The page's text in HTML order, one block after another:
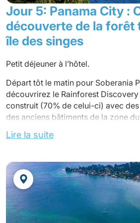
Jour 5: Panama City :
découverte de la forêt
île des singes
Petit déjeuner à l’hôtel.
Départ tôt le matin pour Soberania
découvrirez le Rainforest Discovery
construit (70% de celui-ci) avec
des anciens bâtiments de la zone
Vous pouvez monter une tour de 30
pourrez profiter d’une belle vue sur
Nous continuerons notre
fascinante du parc de la Soberania
« route du pipeline », un itinéraire
ornithologues amateurs, mais où
également apercevoir de
hurleurs, capucins, tamarins,
Lire la suite